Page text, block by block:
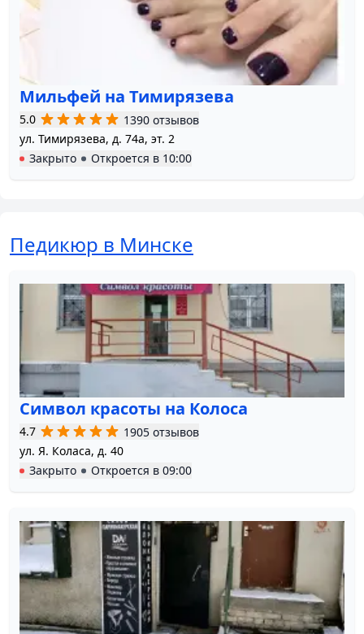
Мильфей на Тимирязева
5.0
1390 отзывов
ул. Тимирязева, д. 74а, эт. 2
Закрыто
Откроется в 10:00
Педикюр в Минске
Символ красоты на Колоса
4.7
1905 отзывов
ул. Я. Коласа, д. 40
Закрыто
Откроется в 09:00